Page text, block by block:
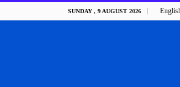
SUNDAY , 9 AUGUST 2026